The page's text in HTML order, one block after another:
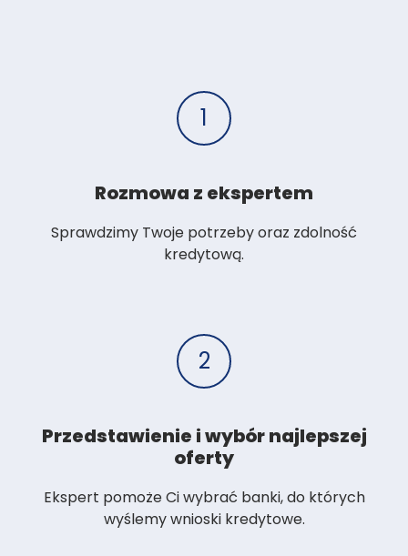
1
Rozmowa z ekspertem
Sprawdzimy Twoje potrzeby oraz zdolność
kredytową.
2
Przedstawienie i wybór najlepszej
oferty
Ekspert pomoże Ci wybrać banki, do których
wyślemy wnioski kredytowe.